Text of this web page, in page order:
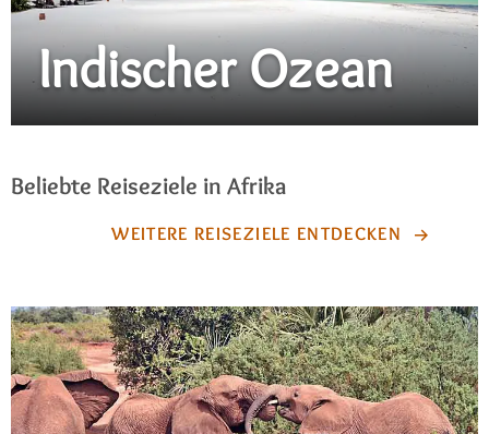
Indischer Ozean
Beliebte Reiseziele in Afrika
WEITERE REISEZIELE ENTDECKEN